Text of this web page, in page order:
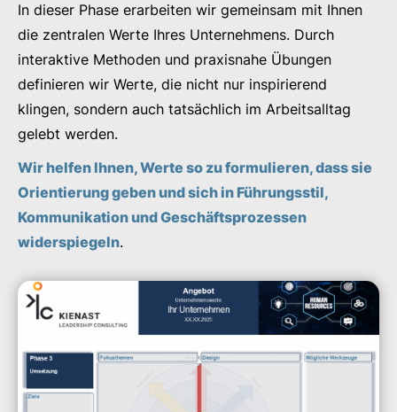
In dieser Phase erarbeiten wir gemeinsam mit Ihnen
die zentralen Werte Ihres Unternehmens. Durch
interaktive Methoden und praxisnahe Übungen
definieren wir Werte, die nicht nur inspirierend
klingen, sondern auch tatsächlich im Arbeitsalltag
gelebt werden.
Wir helfen Ihnen, Werte so zu formulieren, dass sie
Orientierung geben und sich in Führungsstil,
Kommunikation und Geschäftsprozessen
widerspiegeln.